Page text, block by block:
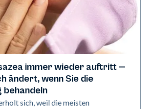
Haut
immer wieder auftritt —
ändert, wenn Sie die
behandeln
sich, weil die meisten